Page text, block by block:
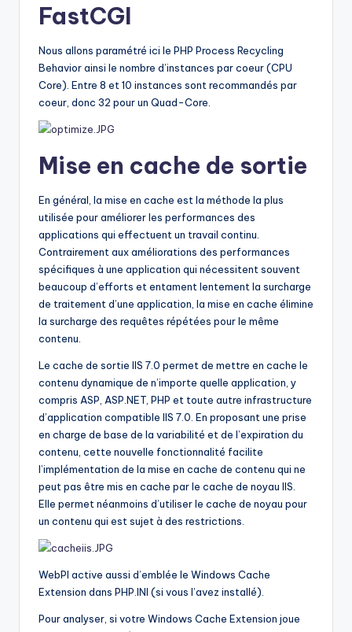
FastCGI
Nous allons paramétré ici le PHP Process Recycling
Behavior ainsi le nombre d’instances par coeur (CPU
Core). Entre 8 et 10 instances sont recommandés par
coeur, donc 32 pour un Quad-Core.
Mise en cache de sortie
En général, la mise en cache est la méthode la plus
utilisée pour améliorer les performances des
applications qui effectuent un travail continu.
Contrairement aux améliorations des performances
spécifiques à une application qui nécessitent souvent
beaucoup d’efforts et entament lentement la surcharge
de traitement d’une application, la mise en cache élimine
la surcharge des requêtes répétées pour le même
contenu.
Le cache de sortie IIS 7.0 permet de mettre en cache le
contenu dynamique de n’importe quelle application, y
compris ASP, ASP.NET, PHP et toute autre infrastructure
d’application compatible IIS 7.0. En proposant une prise
en charge de base de la variabilité et de l’expiration du
contenu, cette nouvelle fonctionnalité facilite
l’implémentation de la mise en cache de contenu qui ne
peut pas être mis en cache par le cache de noyau IIS.
Elle permet néanmoins d’utiliser le cache de noyau pour
un contenu qui est sujet à des restrictions.
WebPI active aussi d’emblée le Windows Cache
Extension dans PHP.INI (si vous l’avez installé).
Pour analyser, si votre Windows Cache Extension joue